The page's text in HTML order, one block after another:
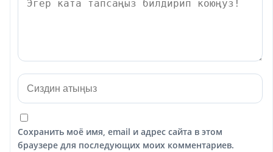
Сохранить моё имя, email и адрес сайта в этом
браузере для последующих моих комментариев.